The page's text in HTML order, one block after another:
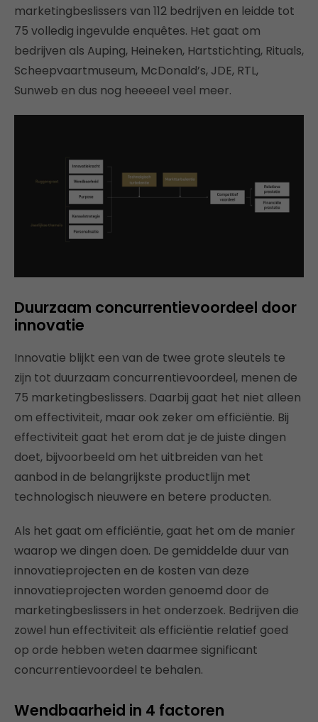
marketingbeslissers van 112 bedrijven en leidde tot
75 volledig ingevulde enquêtes. Het gaat om
bedrijven als Auping, Heineken, Hartstichting, Rituals,
Scheepvaartmuseum, McDonald’s, JDE, RTL,
Sunweb en dus nog heeeeel veel meer.
Duurzaam concurrentievoordeel door
innovatie
Innovatie blijkt een van de twee grote sleutels te
zijn tot duurzaam concurrentievoordeel, menen de
75 marketingbeslissers. Daarbij gaat het niet alleen
om effectiviteit, maar ook zeker om efficiëntie. Bij
effectiviteit gaat het erom dat je de juiste dingen
doet, bijvoorbeeld om het uitbreiden van het
aanbod in de belangrijkste productlijn met
technologisch nieuwere en betere producten.
Als het gaat om efficiëntie, gaat het om de manier
waarop we dingen doen. De gemiddelde duur van
innovatieprojecten en de kosten van deze
innovatieprojecten worden genoemd door de
marketingbeslissers in het onderzoek. Bedrijven die
zowel hun effectiviteit als efficiëntie relatief goed
op orde hebben weten daarmee significant
concurrentievoordeel te behalen.
Wendbaarheid in 4 factoren